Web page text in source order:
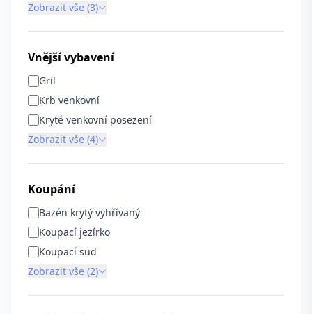
Zobrazit vše (3)
Vnější vybavení
Gril
Krb venkovní
Kryté venkovní posezení
Zobrazit vše (4)
Koupání
Bazén krytý vyhřívaný
Koupací jezírko
Koupací sud
Zobrazit vše (2)